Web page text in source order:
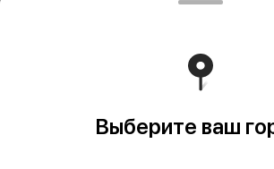
Мы рекомендуем
Выберите ваш